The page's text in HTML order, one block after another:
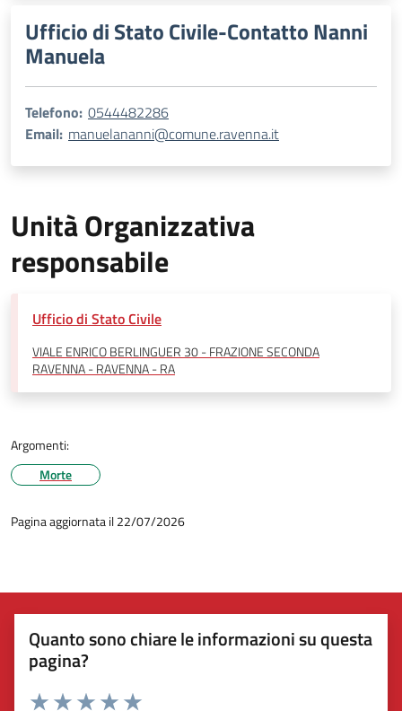
Ufficio di Stato Civile-Contatto Nanni
Manuela
Telefono: 0544482286
Email: manuelananni@comune.ravenna.it
Unità Organizzativa
responsabile
Ufficio di Stato Civile
VIALE ENRICO BERLINGUER 30 - FRAZIONE SECONDA
RAVENNA - RAVENNA - RA
Argomenti:
Morte
Pagina aggiornata il 22/07/2026
Quanto sono chiare le informazioni su questa
pagina?